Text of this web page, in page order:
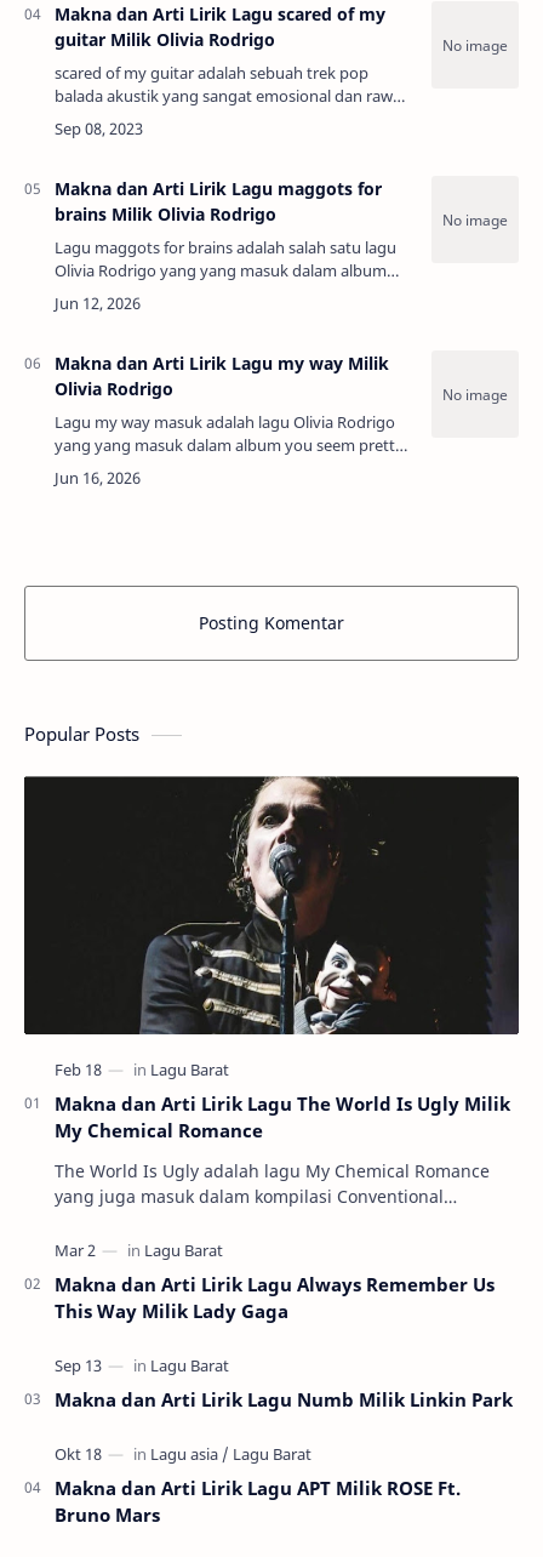
Makna dan Arti Lirik Lagu scared of my
guitar Milik Olivia Rodrigo
scared of my guitar adalah sebuah trek pop
balada akustik yang sangat emosional dan raw
dari edisi deluxe album studio kedua Olivia
Rodrigo yang bertajuk GUTS (spilled) (2024).
Makna dan Arti Lirik Lagu maggots for
brains Milik Olivia Rodrigo
Lagu maggots for brains adalah salah satu lagu
Olivia Rodrigo yang yang masuk dalam album
you seem pretty sad for a girl so in love (2026).
Tema utama lagu ini menceritakan tentang…
Makna dan Arti Lirik Lagu my way Milik
Olivia Rodrigo
Lagu my way masuk adalah lagu Olivia Rodrigo
yang yang masuk dalam album you seem pretty
sad for a girl so in love (2026). Tema utama lagu
ini menceritakan tentang rasa cemburu dan…
Posting Komentar
Popular Posts
Makna dan Arti Lirik Lagu The World Is Ugly Milik
My Chemical Romance
The World Is Ugly adalah lagu My Chemical Romance
yang juga masuk dalam kompilasi Conventional
Makna dan Arti Lirik Lagu Always Remember Us
This Way Milik Lady Gaga
Makna dan Arti Lirik Lagu Numb Milik Linkin Park
Makna dan Arti Lirik Lagu APT Milik ROSE Ft.
Bruno Mars